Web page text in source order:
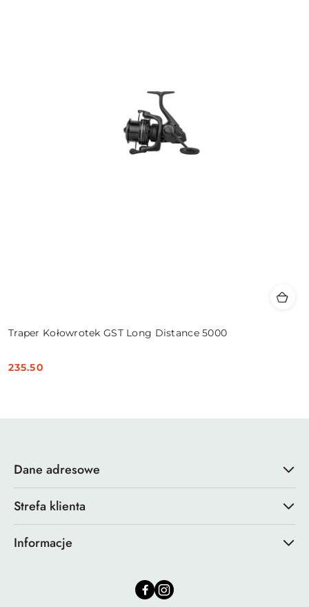
Traper Kołowrotek GST Long Distance 5000
Cena:
235.50
Dane adresowe
Strefa klienta
Informacje